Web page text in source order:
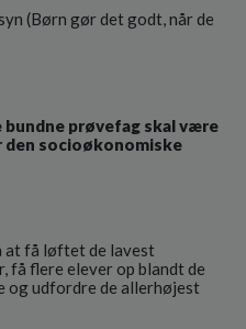
(Børn gør det godt, når de
bundne prøvefag skal være
den socioøkonomiske
at få løftet de lavest
få flere elever op blandt de
og udfordre de allerhøjest